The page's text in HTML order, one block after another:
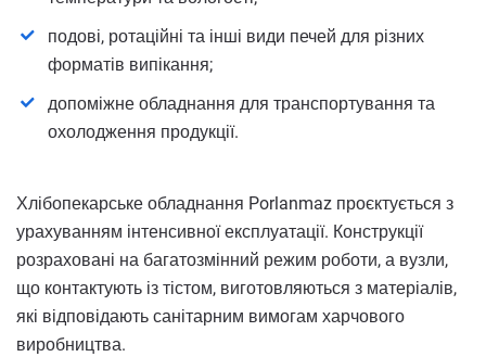
подові, ротаційні та інші види печей для різних
форматів випікання;
допоміжне обладнання для транспортування та
охолодження продукції.
Хлібопекарське обладнання Porlanmaz проєктується з
урахуванням інтенсивної експлуатації. Конструкції
розраховані на багатозмінний режим роботи, а вузли,
що контактують із тістом, виготовляються з матеріалів,
які відповідають санітарним вимогам харчового
виробництва.